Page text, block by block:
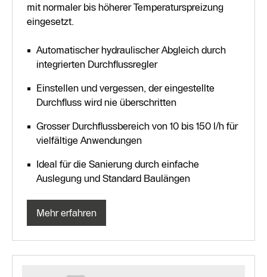
mit normaler bis höherer Temperaturspreizung
eingesetzt.
Automatischer hydraulischer Abgleich durch
integrierten Durchflussregler
Einstellen und vergessen, der eingestellte
Durchfluss wird nie überschritten
Grosser Durchflussbereich von 10 bis 150 l/h für
vielfältige Anwendungen
Ideal für die Sanierung durch einfache
Auslegung und Standard Baulängen
Mehr erfahren